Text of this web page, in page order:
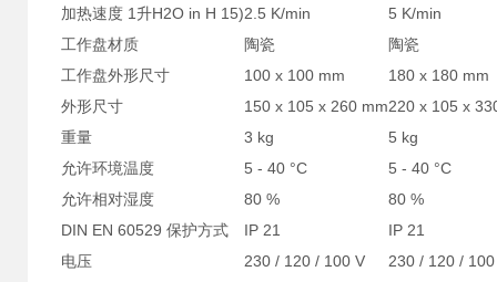
加热速度 1升H2O in H 15)2.5 K/min
5 K/min
工作盘材质
陶瓷
陶瓷
工作盘外形尺寸
100 x 100 mm
180 x 180 mm
外形尺寸
150 x 105 x 260 mm220 x 105 x
重量
3 kg
5 kg
允许环境温度
5 - 40 °C
5 - 40 °C
允许相对湿度
80 %
80 %
DIN EN 60529 保护方式
IP 21
IP 21
电压
230 / 120 / 100 V
230 / 120 /